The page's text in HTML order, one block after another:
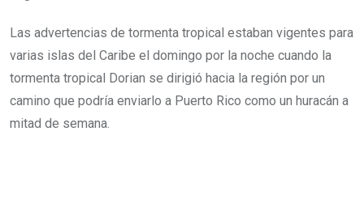
Las advertencias de tormenta tropical estaban vigentes para
varias islas del Caribe el domingo por la noche cuando la
tormenta tropical Dorian se dirigió hacia la región por un
camino que podría enviarlo a Puerto Rico como un huracán a
mitad de semana.